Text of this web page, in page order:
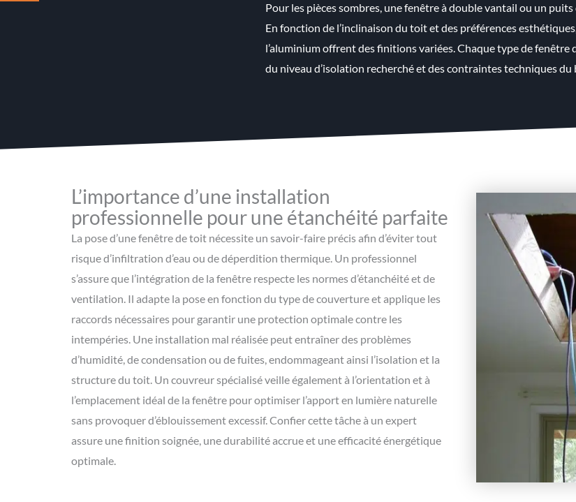
Pour les pièces sombres, une fenêtre à double vantail ou un
En fonction de l’inclinaison du toit et des préférences
l’aluminium offrent des finitions variées. Chaque type de fenêtre
du niveau d’isolation recherché et des contraintes techniques
L’importance d’une installation
professionnelle pour une étanchéité parfaite
La pose d’une fenêtre de toit nécessite un savoir-faire précis afin d’éviter tout
risque d’infiltration d’eau ou de déperdition thermique. Un professionnel
s’assure que l’intégration de la fenêtre respecte les normes d’étanchéité et de
ventilation. Il adapte la pose en fonction du type de couverture et applique les
raccords nécessaires pour garantir une protection optimale contre les
intempéries. Une installation mal réalisée peut entraîner des problèmes
d’humidité, de condensation ou de fuites, endommageant ainsi l’isolation et la
structure du toit. Un couvreur spécialisé veille également à l’orientation et à
l’emplacement idéal de la fenêtre pour optimiser l’apport en lumière naturelle
sans provoquer d’éblouissement excessif. Confier cette tâche à un expert
assure une finition soignée, une durabilité accrue et une efficacité énergétique
optimale.